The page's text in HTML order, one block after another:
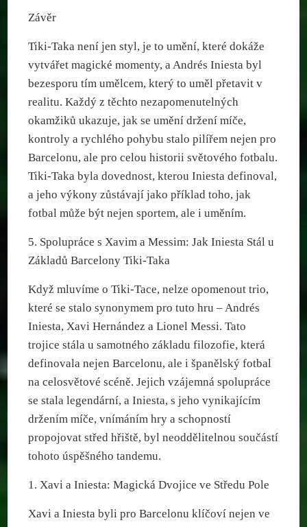
Závěr
Tiki-Taka není jen styl, je to umění, které dokáže
vytvářet magické momenty, a Andrés Iniesta byl
bezesporu tím umělcem, který to uměl přetavit v
realitu. Každý z těchto nezapomenutelných
okamžiků ukazuje, jak se umění držení míče,
kontroly a rychlého pohybu stalo pilířem nejen pro
Barcelonu, ale pro celou historii světového fotbalu.
Tiki-Taka byla dovednost, kterou Iniesta definoval,
a jeho výkony zůstávají jako příklad toho, jak
fotbal může být nejen sportem, ale i uměním.
5. Spolupráce s Xavim a Messim: Jak Iniesta Stál u
Základů Barcelony Tiki-Taka
Když mluvíme o Tiki-Tace, nelze opomenout trio,
které se stalo synonymem pro tuto hru – Andrés
Iniesta, Xavi Hernández a Lionel Messi. Tato
trojice stála u samotného základu filozofie, která
definovala nejen Barcelonu, ale i španělský fotbal
na celosvětové scéně. Jejich vzájemná spolupráce
se stala legendární, a Iniesta, s jeho vynikajícím
držením míče, vnímáním hry a schopností
propojovat střed hřiště, byl neoddělitelnou součástí
tohoto úspěšného tandemu.
1. Xavi a Iniesta: Magická Dvojice ve Středu Pole
Xavi a Iniesta byli pro Barcelonu klíčoví nejen ve